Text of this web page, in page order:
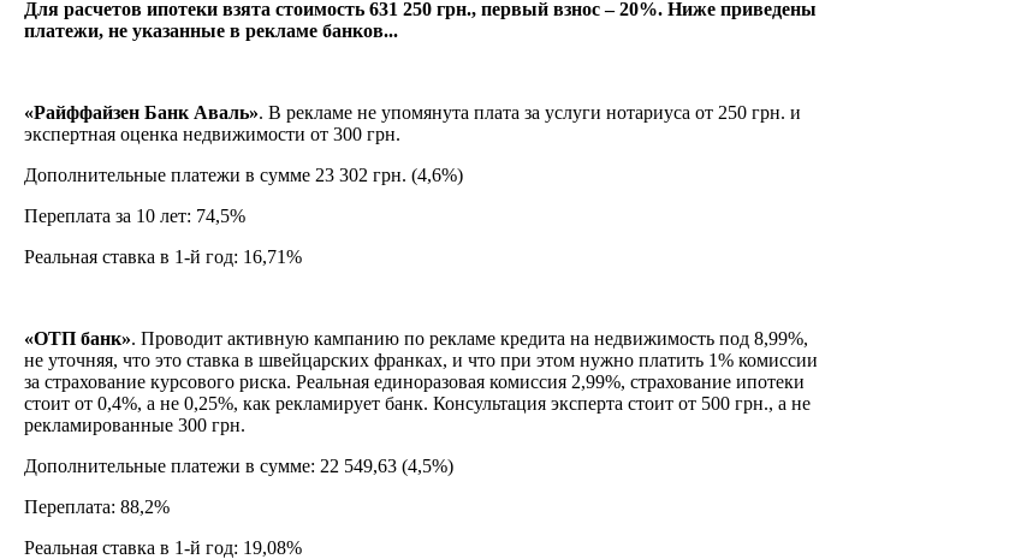
Для расчетов ипотеки взята стоимость 631 250 грн., первый взнос – 20%. Ниже приведены
платежи, не указанные в рекламе банков...
«Райффайзен Банк Аваль». В рекламе не упомянута плата за услуги нотариуса от 250 грн. и
экспертная оценка недвижимости от 300 грн.
Дополнительные платежи в сумме 23 302 грн. (4,6%)
Переплата за 10 лет: 74,5%
Реальная ставка в 1-й год: 16,71%
«ОТП банк». Проводит активную кампанию по рекламе кредита на недвижимость под 8,99%,
не уточняя, что это ставка в швейцарских франках, и что при этом нужно платить 1% комиссии
за страхование курсового риска. Реальная единоразовая комиссия 2,99%, страхование ипотеки
стоит от 0,4%, а не 0,25%, как рекламирует банк. Консультация эксперта стоит от 500 грн., а не
рекламированные 300 грн.
Дополнительные платежи в сумме: 22 549,63 (4,5%)
Переплата: 88,2%
Реальная ставка в 1-й год: 19,08%